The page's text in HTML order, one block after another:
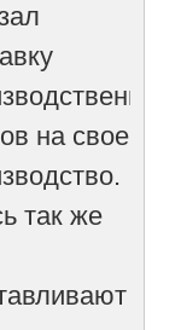
на свое
так же